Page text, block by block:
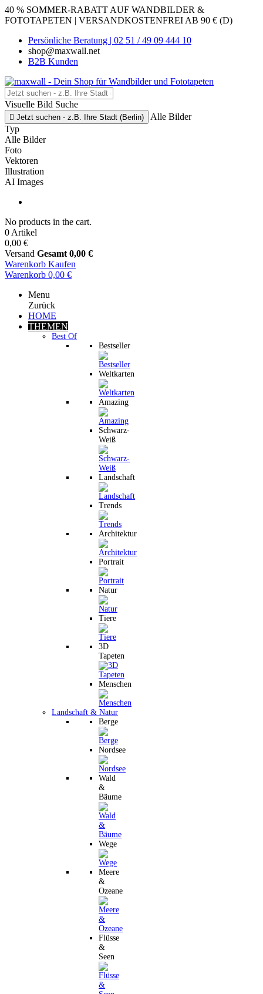
40 % SOMMER-RABATT AUF WANDBILDER &
FOTOTAPETEN | VERSANDKOSTENFREI AB 90 € (D)
Persönliche Beratung | 02 51 / 49 09 444 10
shop@maxwall.net
B2B Kunden
Visuelle Bild Suche
 Jetzt suchen - z.B. Ihre Stadt (Berlin)
Alle Bilder
Typ
Alle Bilder
Foto
Vektoren
Illustration
AI Images
No products in the cart.
0 Artikel
0,00 €
Versand Gesamt 0,00 €
Warenkorb Kaufen
Warenkorb 0,00 €
Menu
Zurück
HOME
THEMEN
Best Of
Bestseller
Weltkarten
Amazing
Schwarz-
Weiß
Landschaft
Trends
Architektur
Portrait
Natur
Tiere
3D
Tapeten
Menschen
Landschaft & Natur
Berge
Nordsee
Wald
&
Bäume
Wege
Meere
&
Ozeane
Flüsse
&
Seen